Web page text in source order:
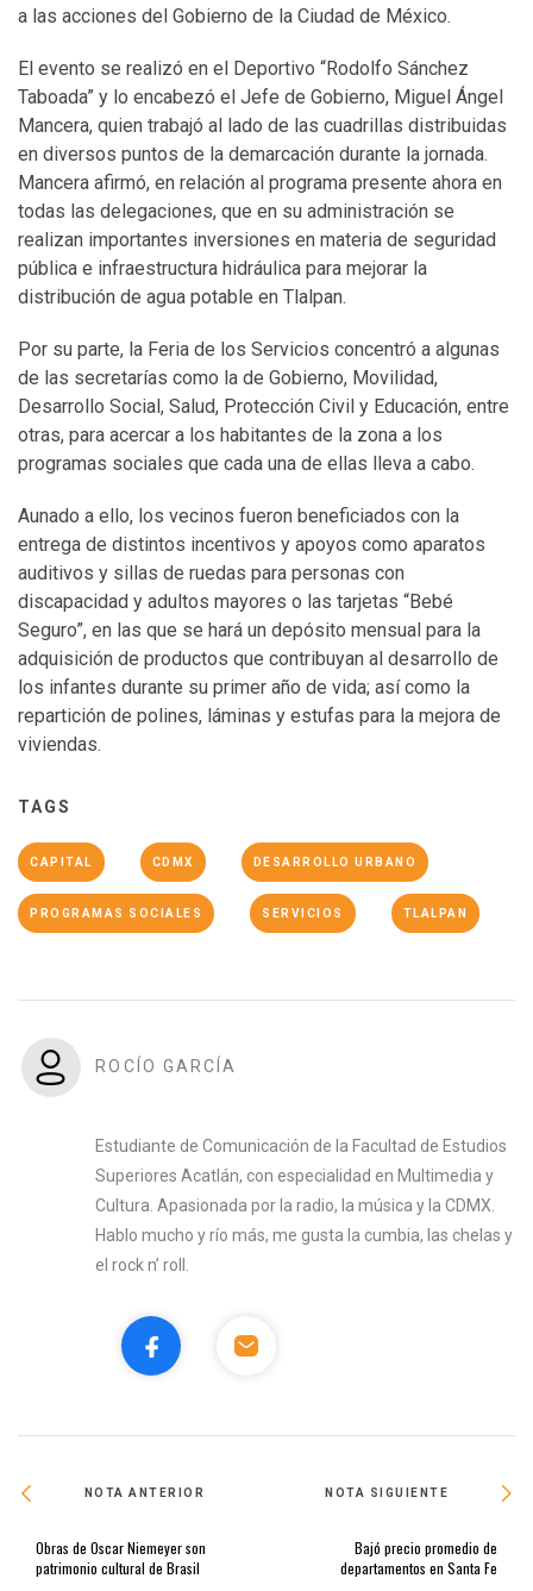
a las acciones del Gobierno de la Ciudad de México.
El evento se realizó en el Deportivo “Rodolfo Sánchez
Taboada” y lo encabezó el Jefe de Gobierno, Miguel Ángel
Mancera, quien trabajó al lado de las cuadrillas distribuidas
en diversos puntos de la demarcación durante la jornada.
Mancera afirmó, en relación al programa presente ahora en
todas las delegaciones, que en su administración se
realizan importantes inversiones en materia de seguridad
pública e infraestructura hidráulica para mejorar la
distribución de agua potable en Tlalpan.
Por su parte, la Feria de los Servicios concentró a algunas
de las secretarías como la de Gobierno, Movilidad,
Desarrollo Social, Salud, Protección Civil y Educación, entre
otras, para acercar a los habitantes de la zona a los
programas sociales que cada una de ellas lleva a cabo.
Aunado a ello, los vecinos fueron beneficiados con la
entrega de distintos incentivos y apoyos como aparatos
auditivos y sillas de ruedas para personas con
discapacidad y adultos mayores o las tarjetas “Bebé
Seguro”, en las que se hará un depósito mensual para la
adquisición de productos que contribuyan al desarrollo de
los infantes durante su primer año de vida; así como la
repartición de polines, láminas y estufas para la mejora de
viviendas.
TAGS
CAPITAL CDMX DESARROLLO URBANO
PROGRAMAS SOCIALES SERVICIOS TLALPAN
ROCÍO GARCÍA
Estudiante de Comunicación de la Facultad de Estudios
Superiores Acatlán, con especialidad en Multimedia y
Cultura. Apasionada por la radio, la música y la CDMX.
Hablo mucho y río más, me gusta la cumbia, las chelas y
el rock n’ roll.
NOTA ANTERIOR
Obras de Oscar Niemeyer son
patrimonio cultural de Brasil
NOTA SIGUIENTE
Bajó precio promedio de
departamentos en Santa Fe